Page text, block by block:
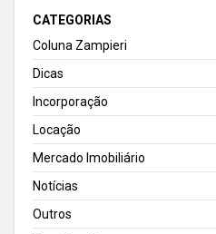
CATEGORIAS
Coluna Zampieri
Dicas
Incorporação
Locação
Mercado Imobiliário
Notícias
Outros